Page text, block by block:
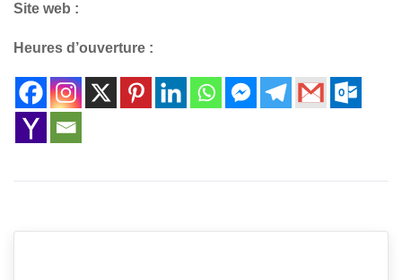
Site web :
Heures d’ouverture :